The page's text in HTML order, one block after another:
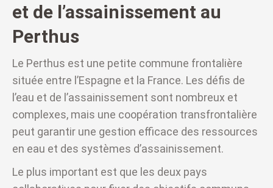
et de l’assainissement au
Perthus
Le Perthus est une petite commune frontalière
située entre l’Espagne et la France. Les défis de
l’eau et de l’assainissement sont nombreux et
complexes, mais une coopération transfrontalière
peut garantir une gestion efficace des ressources
en eau et des systèmes d’assainissement.
Le plus important est que les deux pays